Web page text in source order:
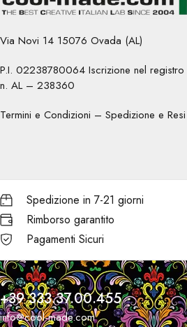
Via Novi 14 15076 Ovada (AL)
P.I. 02238780064 Iscrizione nel
n. AL – 238360
Termini e Condizioni – Spedizione e Resi
Spedizione in 7-21 giorni
Rimborso garantito
Pagamenti Sicuri
+39 333.37.00.455
info@cool-made.com